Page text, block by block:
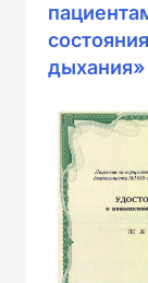
дыхания»